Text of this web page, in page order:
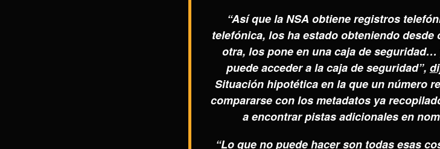
“Así que la NSA obtiene registros
telefónica, los ha estado obteniendo
otra, los pone en una caja de
puede acceder a la caja de seguridad”,
Situación hipotética en la que un número
compararse con los metadatos ya
a encontrar pistas adicionales en
“Lo que no puede hacer son todas esas